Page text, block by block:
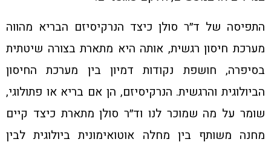
התפיסה של ד״ר סולן כיצד הנרקיסיזם הבריא מהווה
מערכת חיסון רגשית, אותה היא מתארת בצורה שיטתית
בסיפרה, חושפת נקודות דמיון בין מערכת החיסון
הביולוגית והרגשית. הנרקיסיזם, הן אם בריא או פתולוגי,
שומר על מה שמוכר לנו וד״ר סולן מתארת כיצד קיים
מחנה משותף בין מחלה אוטואימונית ביולוגית לבין